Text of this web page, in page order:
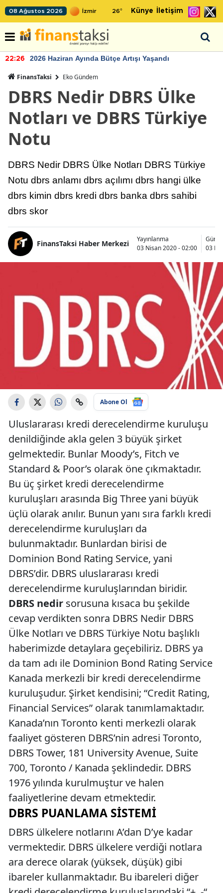
08 Ağustos 2026 26° Künye İletişim
22:26 2026 Haziran Ayında Bütçe Artışı Yaşandı
FinansTaksi Eko Gündem
DBRS Nedir DBRS Ülke
Notları ve DBRS Türkiye
Notu
DBRS Nedir DBRS Ülke Notları DBRS Türkiye
Notu dbrs anlamı dbrs açılımı dbrs hangi ülke
dbrs kimin dbrs kredi dbrs banka dbrs sahibi
dbrs skor
FinansTaksi Haber Merkezi
Yayınlanma
03 Nisan 2020 - 02:00
03
Abone Ol
Uluslararası kredi derecelendirme kuruluşu
denildiğinde akla gelen 3 büyük şirket
gelmektedir. Bunlar Moody’s, Fitch ve
Standard & Poor’s olarak öne çıkmaktadır.
Bu üç şirket kredi derecelendirme
kuruluşları arasında Big Three yani büyük
üçlü olarak anılır. Bunun yanı sıra farklı kredi
derecelendirme kuruluşları da
bulunmaktadır. Bunlardan birisi de
Dominion Bond Rating Service, yani
DBRS’dir. DBRS uluslararası kredi
derecelendirme kuruluşlarından biridir.
DBRS nedir sorusuna kısaca bu şekilde
cevap verdikten sonra DBRS Nedir DBRS
Ülke Notları ve DBRS Türkiye Notu başlıklı
haberimizde detaylara geçebiliriz. DBRS ya
da tam adı ile Dominion Bond Rating Service
Kanada merkezli bir kredi derecelendirme
kuruluşudur. Şirket kendisini; “Credit Rating,
Financial Services” olarak tanımlamaktadır.
Kanada’nın Toronto kenti merkezli olarak
faaliyet gösteren DBRS’nin adresi Toronto,
DBRS Tower, 181 University Avenue, Suite
700, Toronto / Kanada şeklindedir. DBRS
1976 yılında kurulmuştur ve halen
faaliyetlerine devam etmektedir.
DBRS PUANLAMA SISTEMI
DBRS ülkelere notlarını A’dan D’ye kadar
vermektedir. DBRS ülkelere verdiği notlara
ara derece olarak (yüksek, düşük) gibi
ibareler kullanmaktadır. Bu ibareleri diğer